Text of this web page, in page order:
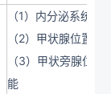
（1）内分泌系统的
（2）甲状腺位置
（3）甲状旁腺位
能